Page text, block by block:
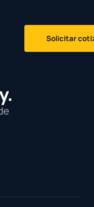
Solicitar